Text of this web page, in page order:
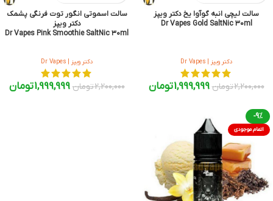
سالت لیچی انبه گوآوا یخ دکتر ویپز
Dr Vapes Gold SaltNic 30ml
دکتر ویپز | Dr Vapes
2,200,000تومان 1,999,999تومان
سالت اسموتی انگور توت فرنگی پشمک
دکتر ویپز
Dr Vapes Pink Smoothie SaltNic ۳۰ml
دکتر ویپز | Dr Vapes
2,200,000تومان 1,999,999تومان
-9%
اتمام موجودی